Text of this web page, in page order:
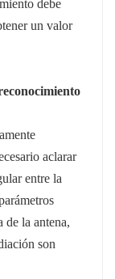
debe
un valor
aclarar
entre la
de la antena,
son